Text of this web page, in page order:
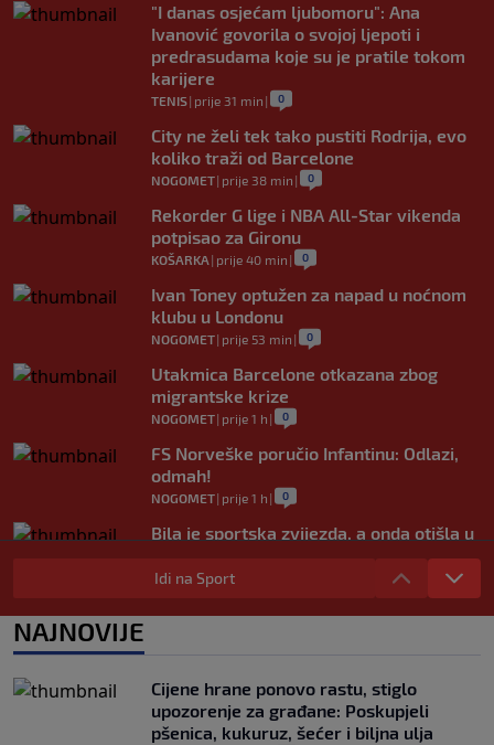
"I danas osjećam ljubomoru": Ana
Ivanović govorila o svojoj ljepoti i
predrasudama koje su je pratile tokom
karijere
TENIS| prije 31 min | 0
City ne želi tek tako pustiti Rodrija, evo
koliko traži od Barcelone
NOGOMET| prije 38 min | 0
Rekorder G lige i NBA All-Star vikenda
potpisao za Gironu
KOŠARKA | prije 40 min | 0
Ivan Toney optužen za napad u noćnom
klubu u Londonu
NOGOMET| prije 53 min | 0
Utakmica Barcelone otkazana zbog
migrantske krize
NOGOMET| prije 1 h | 0
FS Norveške poručio Infantinu: Odlazi,
odmah!
NOGOMET| prije 1 h | 0
Bila je sportska zvijezda, a onda otišla u
penziju: Sada oduševila akrobacijama u
bikiniju (FOTO+VIDEO)
požrtvovano (VIDEO)
NOGOMET prije 4 h 0
Idi na Sport
NAJNOVIJE
Cijene hrane ponovo rastu, stiglo
upozorenje za građane: Poskupjeli
pšenica, kukuruz, šećer i biljna ulja